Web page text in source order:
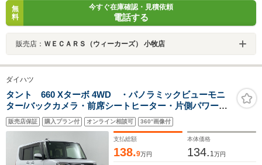
無
料
今すぐ在庫確認・見積依頼
電話する
販売店： ＷＥＣＡＲＳ（ウィーカーズ） 小牧店
ダイハツ
タント 660 Xターボ 4WD ・パノラミックビューモニ
ター/バックカメラ・前席シートヒーター・片側パワース
ライドドア・レーダークルーズコントロール・エマージ
ェンシーブレーキ・前後パーキングセンサー・LEDヘッ
ドライト/オ
販売店保証 購入プラン付 オンライン相談可 360°画像付
支払総額
138.9万円
本体価格
134. 1万円